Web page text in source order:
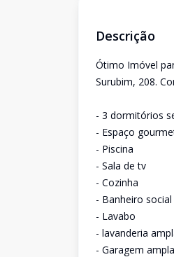
Descrição
Ótimo Imóvel
Surubim, 208.
- 3 dormitórios
- Espaço
- Piscina
- Sala de tv
- Cozinha
- Banheiro social
- Lavabo
- lavanderia
- Garagem ampla